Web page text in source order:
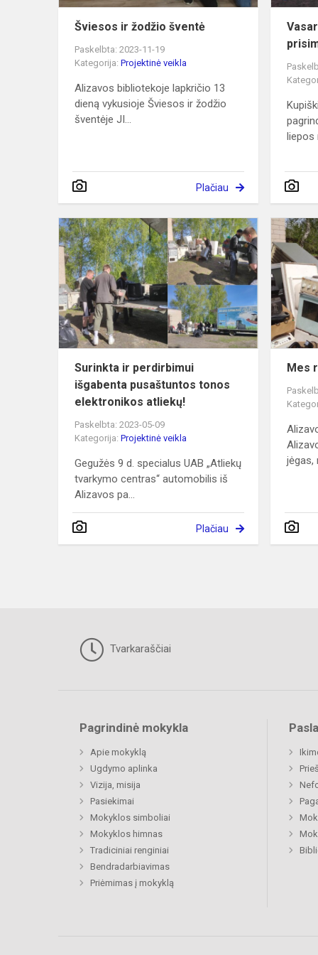
Šviesos ir žodžio šventė
Paskelbta: 2023-11-19
Kategorija: Projektinė veikla
Alizavos bibliotekoje lapkričio 13
dieną vykusioje Šviesos ir žodžio
šventėje JI...
Plačiau
liepos
Surinkta
ir
perdirbimui
išgabenta
pusaštuntos
tonos
elektro...
Surinkta ir perdirbimui
išgabenta pusaštuntos tonos
elektronikos atliekų!
Paskelbta: 2023-05-09
Kategorija: Projektinė veikla
Gegužės 9 d. specialus UAB „Atliekų
tvarkymo centras“ automobilis iš
Alizavos pa...
Plačiau
Mes
jėgas,
Tvarkaraščiai
Pagrindinė mokykla
Apie mokyklą
Ugdymo aplinka
Vizija, misija
Pasiekimai
Mokyklos simboliai
Mokyklos himnas
Tradiciniai renginiai
Bendradarbiavimas
Priėmimas į mokyklą